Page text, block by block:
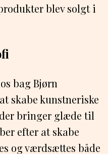
blev solgt i
bag Bjørn
skabe kunstneriske
bringer glæde til
efter at skabe
og værdsættes både